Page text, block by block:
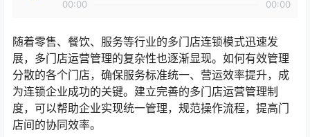
00:00
00:00
随着零售、餐饮、服务等行业的多门店连锁模式迅速发
展，多门店运营管理的复杂性也逐渐显现。如何有效管理
分散的各个门店，确保服务标准统一、营运效率提升，成
为连锁企业成功的关键。建立完善的多门店运营管理制
度，可以帮助企业实现统一管理，规范操作流程，提高门
店间的协同效率。